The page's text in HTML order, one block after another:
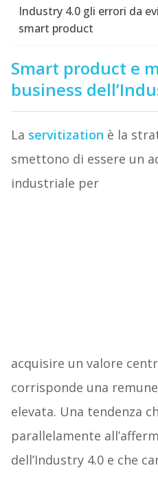
Industry 4.0 gli errori da
smart product
Smart product e
business
La servitization è la
smettono di essere un
industriale per
acquisire un valore
corrisponde una
elevata. Una tendenza
parallelamente
dell’Industry 4.0 e che